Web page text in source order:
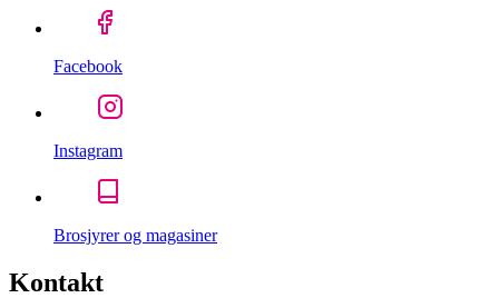
Facebook
Instagram
Brosjyrer og magasiner
Kontakt